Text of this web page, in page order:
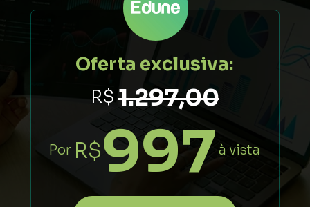
Oferta exclusiva:
1.297,00
R$
997
R$
Por à vista